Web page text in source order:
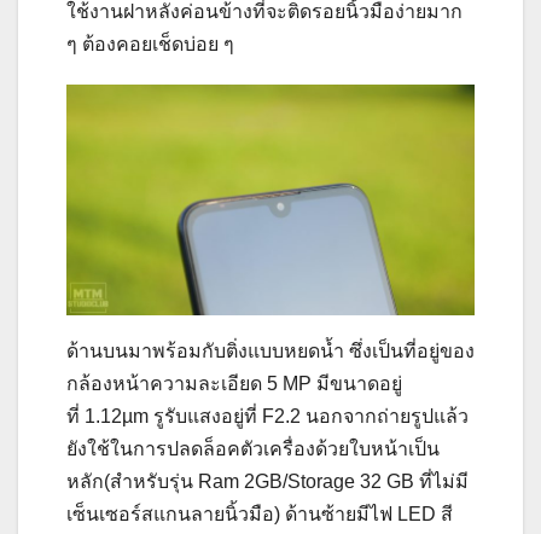
ใช้งานฝาหลังค่อนข้างที่จะติดรอยนิ้วมือง่ายมาก
ๆ ต้องคอยเช็ดบ่อย ๆ
ด้านบนมาพร้อมกับติ่งแบบหยดน้ำ ซึ่งเป็นที่อยู่ของ
กล้องหน้าความละเอียด 5 MP มีขนาดอยู่
ที่ 1.12µm รูรับแสงอยู่ที่ F2.2 นอกจากถ่ายรูปแล้ว
ยังใช้ในการปลดล็อคตัวเครื่องด้วยใบหน้าเป็น
หลัก(สำหรับรุ่น Ram 2GB/Storage 32 GB ที่ไม่มี
เซ็นเซอร์สแกนลายนิ้วมือ) ด้านซ้ายมีไฟ LED สี